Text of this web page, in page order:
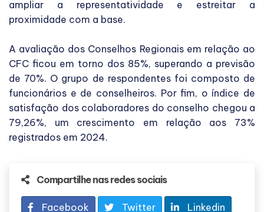
ampliar a representatividade e estreitar a
proximidade com a base.
A avaliação dos Conselhos Regionais em relação ao
CFC ficou em torno dos 85%, superando a previsão
de 70%. O grupo de respondentes foi composto de
funcionários e de conselheiros. Por fim, o índice de
satisfação dos colaboradores do conselho chegou a
79,26%, um crescimento em relação aos 73%
registrados em 2024.
Compartilhe nas redes sociais
Facebook Twitter Linkedin